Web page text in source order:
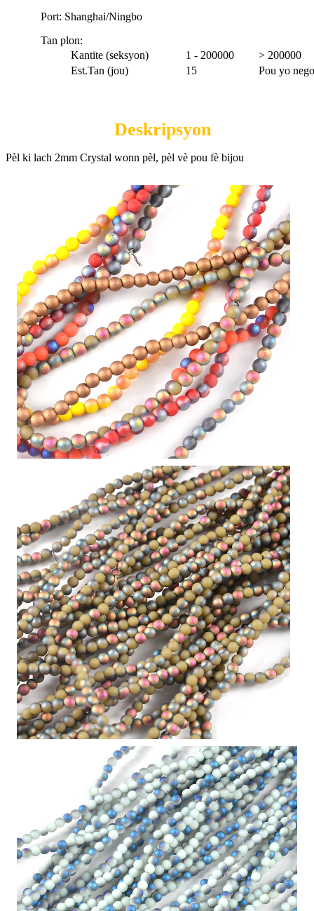
Port: Shanghai/Ningbo
Tan plon:
Kantite (seksyon)
1 - 200000
> 200000
Est.Tan (jou)
15 Pou yo
Deskripsyon
Pèl ki lach 2mm Crystal wonn pèl, pèl vè pou fè bijou